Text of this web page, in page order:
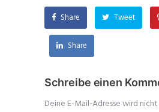
Share Tweet
Share
Schreibe einen
Deine E-Mail-Adresse wird